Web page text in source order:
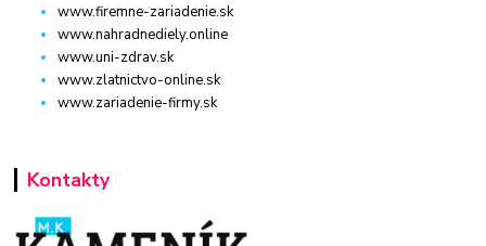
www.firemne-zariadenie.sk
www.nahradnediely.online
www.uni-zdrav.sk
www.zlatnictvo-online.sk
www.zariadenie-firmy.sk
Kontakty